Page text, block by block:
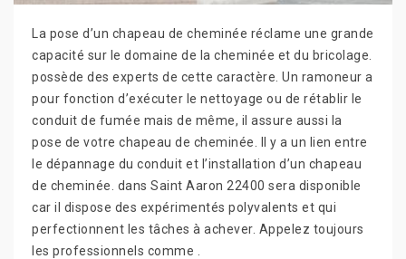
La pose d’un chapeau de cheminée réclame une grande
capacité sur le domaine de la cheminée et du bricolage.
possède des experts de cette caractère. Un ramoneur a
pour fonction d’exécuter le nettoyage ou de rétablir le
conduit de fumée mais de même, il assure aussi la
pose de votre chapeau de cheminée. Il y a un lien entre
le dépannage du conduit et l’installation d’un chapeau
de cheminée. dans Saint Aaron 22400 sera disponible
car il dispose des expérimentés polyvalents et qui
perfectionnent les tâches à achever. Appelez toujours
les professionnels comme .